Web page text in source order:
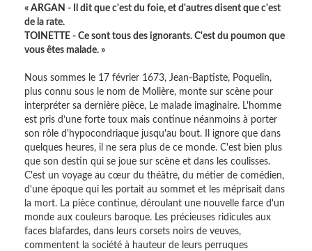
« ARGAN - Il dit que c'est du foie, et d'autres disent que c'est
de la rate.
TOINETTE - Ce sont tous des ignorants. C'est du poumon que
vous êtes malade. »
Nous sommes le 17 février 1673, Jean-Baptiste, Poquelin,
plus connu sous le nom de Molière, monte sur scène pour
interpréter sa dernière pièce, Le malade imaginaire. L'homme
est pris d’une forte toux mais continue néanmoins à porter
son rôle d'hypocondriaque jusqu'au bout. Il ignore que dans
quelques heures, il ne sera plus de ce monde. C'est bien plus
que son destin qui se joue sur scène et dans les coulisses.
C'est un voyage au cœur du théâtre, du métier de comédien,
d'une époque qui les portait au sommet et les méprisait dans
la mort. La pièce continue, déroulant une nouvelle farce d'un
monde aux couleurs baroque. Les précieuses ridicules aux
faces blafardes, dans leurs corsets noirs de veuves,
commentent la société à hauteur de leurs perruques